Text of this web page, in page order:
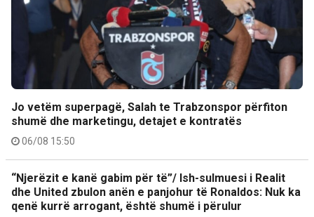
Jo vetëm superpagë, Salah te Trabzonspor përfiton
shumë dhe marketingu, detajet e kontratës
06/08 15:50
“Njerëzit e kanë gabim për të”/ Ish-sulmuesi i Realit
dhe United zbulon anën e panjohur të Ronaldos: Nuk ka
qenë kurrë arrogant, është shumë i përulur